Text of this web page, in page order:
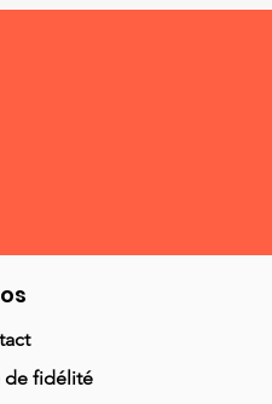
de fidélité